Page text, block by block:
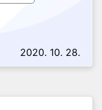
2020. 10. 28.